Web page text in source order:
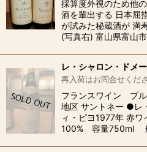
採算度外視のため他
酒を輩出する 日本屈
が試みた秘蔵酒が 満
(写真右) 富山県富
レ・シャロン・ドメ
再入荷はお問合せくだ
フランスワイン ブ
地区 サントネー ●レ
ィ・ピヨ1977年 赤
100% 容量750ml